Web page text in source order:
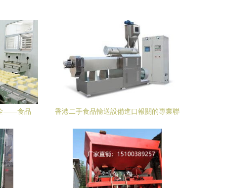
——食品
香港二手食品輸送設備進口報關的專業聯